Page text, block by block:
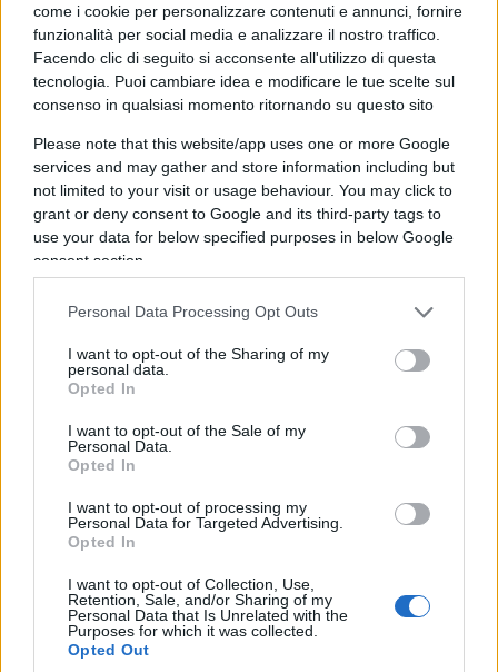
come i cookie per personalizzare contenuti e annunci, fornire
funzionalità per social media e analizzare il nostro traffico.
Facendo clic di seguito si acconsente all'utilizzo di questa
tecnologia. Puoi cambiare idea e modificare le tue scelte sul
consenso in qualsiasi momento ritornando su questo sito
Please note that this website/app uses one or more Google
services and may gather and store information including but
not limited to your visit or usage behaviour. You may click to
grant or deny consent to Google and its third-party tags to
use your data for below specified purposes in below Google
consent section.
Personal Data Processing Opt Outs
I want to opt-out of the Sharing of my
personal data.
Opted In
I want to opt-out of the Sale of my
Personal Data.
Opted In
I want to opt-out of processing my
Personal Data for Targeted Advertising.
Opted In
I want to opt-out of Collection, Use,
Retention, Sale, and/or Sharing of my
Personal Data that Is Unrelated with the
Purposes for which it was collected.
Opted Out
Nessuno più distante, più incompatibile del
compagno Guccini,epitome del comunista
ortodosso fino all’ipocrisia, uno che fa una
canzone per raccontare l’invasione di Praga ma
non nomina mai l’invasore sovietico, ne fa una per
piangere Auschwitz e fa in modo che tutti
capiscano che è una metafora, il nazismo male
ricordare che l’antisemitismo moderno Hitler lo
prende pari pari da Stalin, da Marx.
L’archetipo
dei cantautori “impegnati” nella propaganda
profondità, che poteva andar bene per i liceali
esaltati.
Guccini, come i colleghi di militanza, era uno che
scrittore allaperfetta macchina cultural
egemonica del PCIcon le sue ARCI, le feste
dell’Unità, l’oliato circuito dei concerti e della